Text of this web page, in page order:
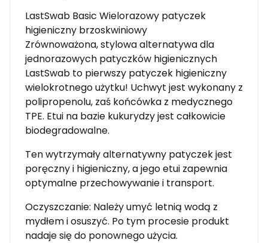
LastSwab Basic Wielorazowy patyczek
higieniczny brzoskwiniowy
Zrównoważona, stylowa alternatywa dla
jednorazowych patyczków higienicznych
LastSwab to pierwszy patyczek higieniczny
wielokrotnego użytku! Uchwyt jest wykonany z
polipropenolu, zaś końcówka z medycznego
TPE. Etui na bazie kukurydzy jest całkowicie
biodegradowalne.
Ten wytrzymały alternatywny patyczek jest
poręczny i higieniczny, a jego etui zapewnia
optymalne przechowywanie i transport.
Oczyszczanie: Należy umyć letnią wodą z
mydłem i osuszyć. Po tym procesie produkt
nadaje się do ponownego użycia.